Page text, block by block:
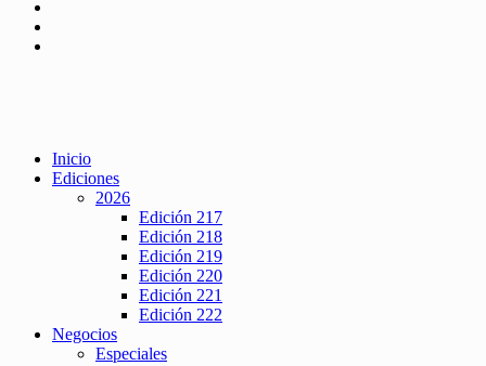
Inicio
Ediciones
2026
Edición 217
Edición 218
Edición 219
Edición 220
Edición 221
Edición 222
Negocios
Especiales